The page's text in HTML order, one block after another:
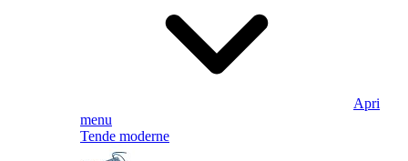
Apri
menu
Tende moderne